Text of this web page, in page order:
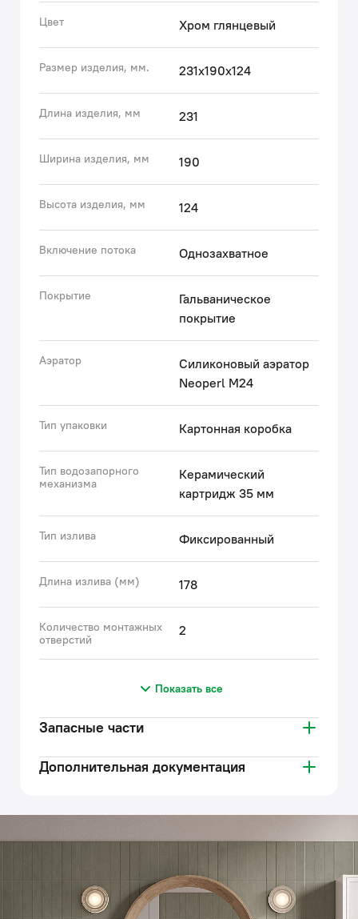
коррозии, резким изменениям давления и
перепадам температуры воды.
• Никель-хромовое покрытие соответствует
европейским стандартам качества, обеспечивает его
стойкость и зеркальный блеск в течение всего срока
службы изделия.
качественного керамического карт
Цвет Хром глянцевый
Размер изделия, мм. 231x190x124
Длина изделия, мм 231
Ширина изделия, мм 190
Высота изделия, мм 124
Включение потока Однозахватное
Покрытие
Гальваническое
покрытие
Аэратор
Силиконовый аэратор
Neoperl M24
Тип упаковки Картонная коробка
Тип водозапорного
механизма
Керамический
картридж 35 мм
Тип излива Фиксированный
Длина излива (мм) 178
Количество монтажных
отверстий
2
Показать все
Запасные части
Дополнительная документация